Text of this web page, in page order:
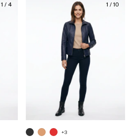
1 / 4 1 / 10
+3